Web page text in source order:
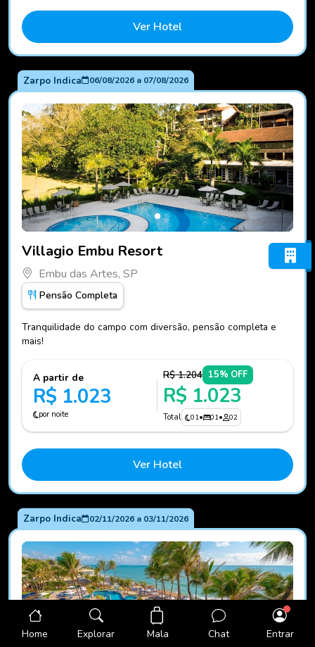
Ver Hotel
Zarpo Indica 06/08/2026a 07/08/2026
Villagio Embu Resort
Embu das Artes, SP
Pensão Completa
Tranquilidade do campo com diversão, pensão completa e
mais!
A partir de
R$ 1.023
por noite
R$ 1.204 15% OFF
R$ 1.023
Total 01• 01• 02
Ver Hotel
Zarpo Indica 02/11/2026a 03/11/2026
Home Explorar Mala Chat Entrar